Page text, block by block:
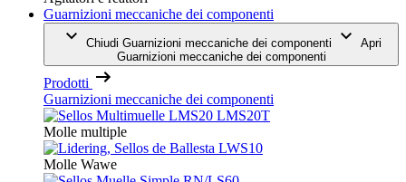
Guarnizioni meccaniche dei componenti
Chiudi Guarnizioni meccaniche dei componenti
Apri
Guarnizioni meccaniche dei componenti
Prodotti
Guarnizioni meccaniche dei componenti
Molle multiple
Molle Wawe